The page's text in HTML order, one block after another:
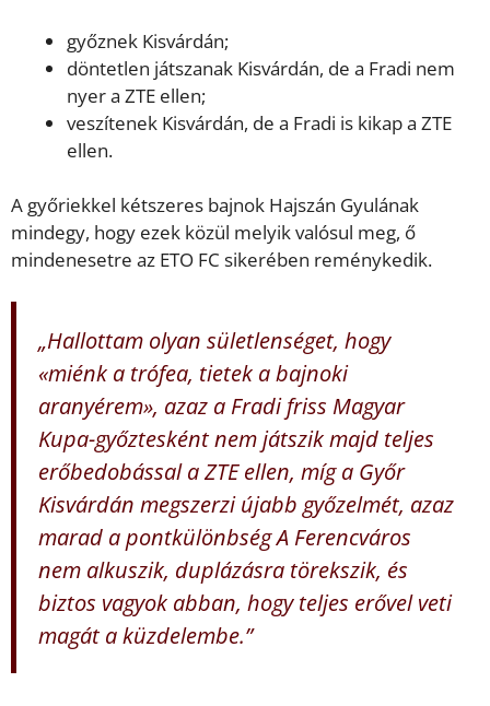
győznek Kisvárdán;
döntetlen játszanak Kisvárdán, de a Fradi nem
nyer a ZTE ellen;
veszítenek Kisvárdán, de a Fradi is kikap a ZTE
ellen.
A győriekkel kétszeres bajnok Hajszán Gyulának
mindegy, hogy ezek közül melyik valósul meg, ő
mindenesetre az ETO FC sikerében reménykedik.
„Hallottam olyan sületlenséget, hogy
«miénk a trófea, tietek a bajnoki
aranyérem», azaz a Fradi friss Magyar
Kupa-győztesként nem játszik majd teljes
erőbedobással a ZTE ellen, míg a Győr
Kisvárdán megszerzi újabb győzelmét, azaz
marad a pontkülönbség A Ferencváros
nem alkuszik, duplázásra törekszik, és
biztos vagyok abban, hogy teljes erővel veti
magát a küzdelembe.”